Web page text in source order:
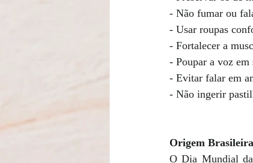
- Não fumar ou
- Usar roupas
- Fortalecer a
- Poupar a voz
- Evitar falar em
- Não ingerir
Origem Brasileira
O Dia Mundial